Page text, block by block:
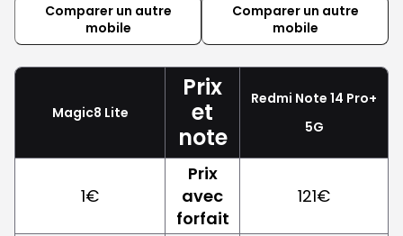
Comparer un autre
mobile
Comparer un autre
mobile
Magic8 Lite
Prix
et
note
Redmi Note 14 Pro+
5G
1€
Prix
avec
forfait
121€